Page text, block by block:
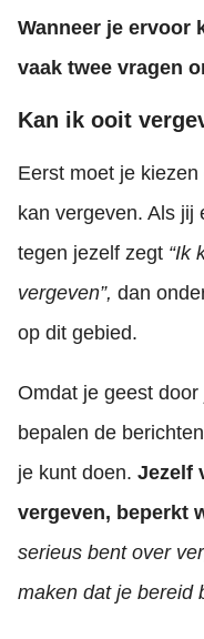
Wanneer je ervoor
vaak twee vragen
Kan ik ooit
Eerst moet je
kan vergeven. Als jij
tegen jezelf zegt “Ik
vergeven”, dan
op dit gebied.
Omdat je geest
bepalen de
je kunt doen. Jezelf
vergeven, beperkt
serieus bent over
maken dat je bereid